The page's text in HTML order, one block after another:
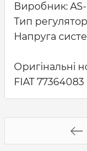
Виробник:
Тип
Напруга
Оригінальні
FIAT 77364083